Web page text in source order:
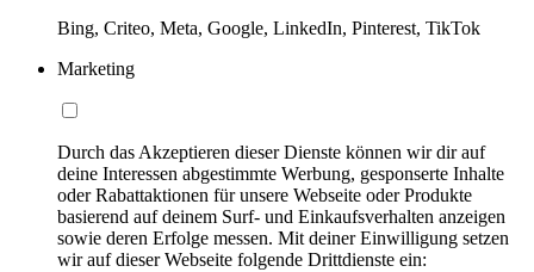
Bing, Criteo, Meta, Google, LinkedIn, Pinterest, TikTok
Marketing
Durch das Akzeptieren dieser Dienste können wir dir auf
deine Interessen abgestimmte Werbung, gesponserte Inhalte
oder Rabattaktionen für unsere Webseite oder Produkte
basierend auf deinem Surf- und Einkaufsverhalten anzeigen
sowie deren Erfolge messen. Mit deiner Einwilligung setzen
wir auf dieser Webseite folgende Drittdienste ein: